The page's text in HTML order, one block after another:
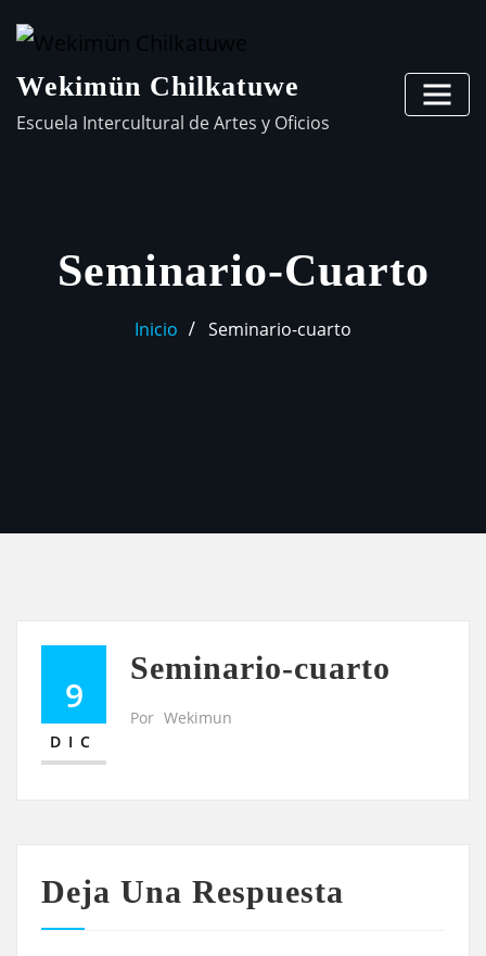
Wekimün Chilkatuwe
Escuela Intercultural de Artes y Oficios
Seminario-Cuarto
Inicio Seminario-cuarto
9
DIC
Seminario-cuarto
Por Wekimun
Deja Una Respuesta